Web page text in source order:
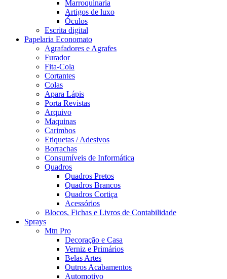
Marroquinaria
Artigos de luxo
Óculos
Escrita digital
Papelaria Economato
Agrafadores e Agrafes
Furador
Fita-Cola
Cortantes
Colas
Apara Lápis
Porta Revistas
Arquivo
Maquinas
Carimbos
Etiquetas / Adesivos
Borrachas
Consumíveis de Informática
Quadros
Quadros Pretos
Quadros Brancos
Quadros Cortiça
Acessórios
Blocos, Fichas e Livros de Contabilidade
Sprays
Mtn Pro
Decoração e Casa
Verniz e Primários
Belas Artes
Outros Acabamentos
Automotivo